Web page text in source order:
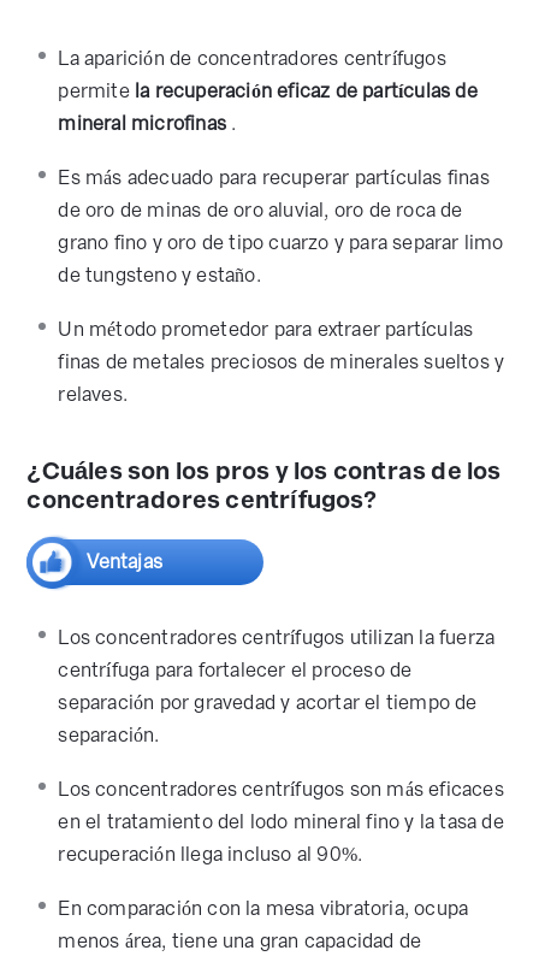
La aparición de concentradores centrífugos
permite la recuperación eficaz de partículas de
mineral microfinas .
Es más adecuado para recuperar partículas finas
de oro de minas de oro aluvial, oro de roca de
grano fino y oro de tipo cuarzo y para separar limo
de tungsteno y estaño.
Un método prometedor para extraer partículas
finas de metales preciosos de minerales sueltos y
relaves.
¿Cuáles son los pros y los contras de los
concentradores centrífugos?
Ventajas
Los concentradores centrífugos utilizan la fuerza
centrífuga para fortalecer el proceso de
separación por gravedad y acortar el tiempo de
separación.
Los concentradores centrífugos son más eficaces
en el tratamiento del lodo mineral fino y la tasa de
recuperación llega incluso al 90%.
En comparación con la mesa vibratoria, ocupa
menos área, tiene una gran capacidad de